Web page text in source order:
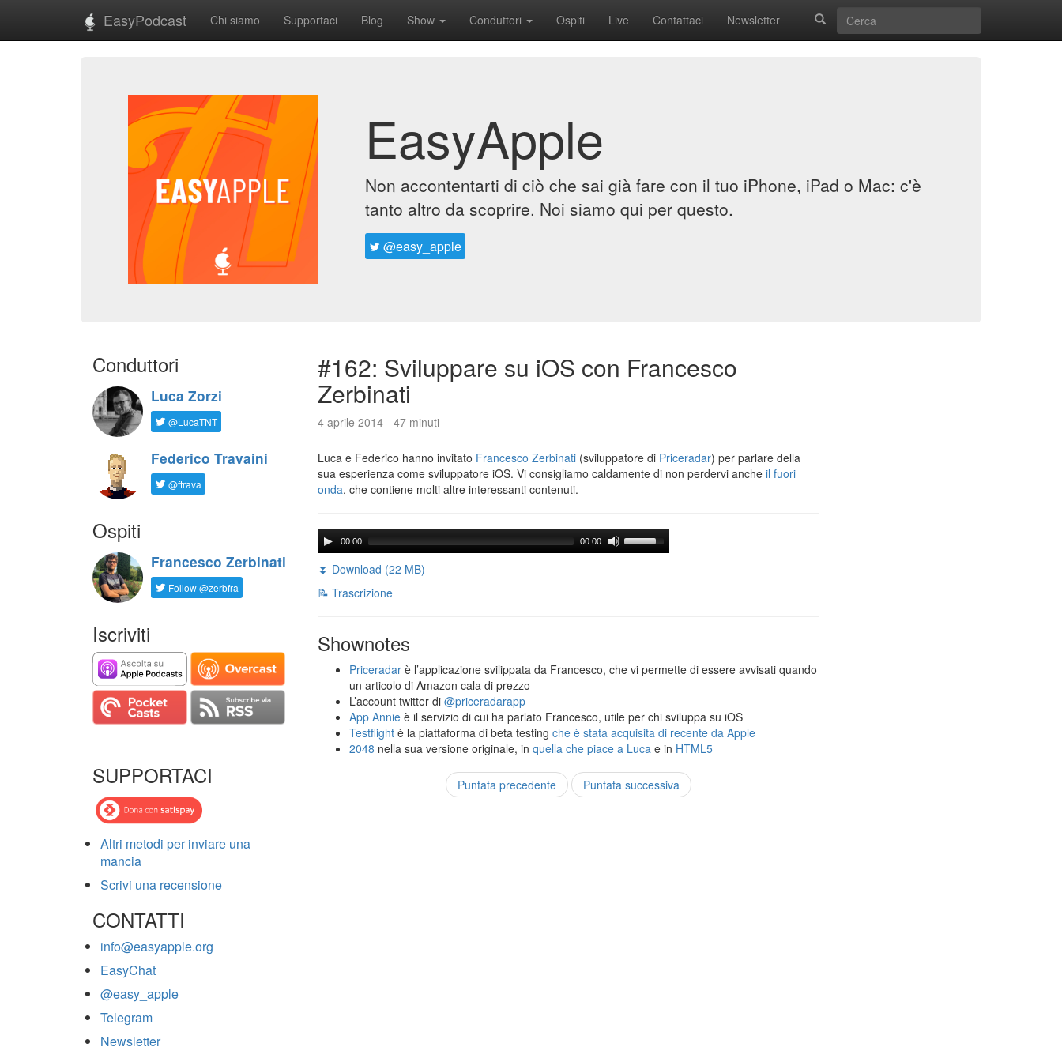
EasyPodcast Chi siamo Supportaci Blog Show Conduttori Ospiti Live Contattaci Newsletter
EasyApple
Non accontentarti di ciò che sai già fare con il tuo iPhone, iPad o Mac: c'è
tanto altro da scoprire. Noi siamo qui per questo.
@easy_apple
Conduttori
Luca Zorzi
@LucaTNT
Federico Travaini
@ftrava
Ospiti
Francesco Zerbinati
Follow @zerbfra
Iscriviti
SUPPORTACI
Altri metodi per inviare una
mancia
Scrivi una recensione
CONTATTI
info@easyapple.org
EasyChat
@easy_apple
Telegram
Newsletter
#162: Sviluppare su iOS con Francesco
Zerbinati
4 aprile 2014 - 47 minuti
Luca e Federico hanno invitato Francesco Zerbinati (sviluppatore di Priceradar) per parlare della
sua esperienza come sviluppatore iOS. Vi consigliamo caldamente di non perdervi anche il fuori
onda, che contiene molti altre interessanti contenuti.
00:00 00:00
⏬ Download (22 MB)
📝 Trascrizione
Shownotes
Priceradar è l’applicazione svilippata da Francesco, che vi permette di essere avvisati quando
un articolo di Amazon cala di prezzo
L’account twitter di @priceradarapp
App Annie è il servizio di cui ha parlato Francesco, utile per chi sviluppa su iOS
Testflight è la piattaforma di beta testing che è stata acquisita di recente da Apple
2048 nella sua versione originale, in quella che piace a Luca e in HTML5
Puntata precedente Puntata successiva